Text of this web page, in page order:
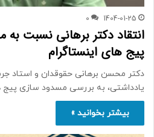
1404-01-25
0
انتقاد دکتر برهانی نسبت
پیج های اینستاگرام
دکتر محسن برهانی حقوقدان و استاد
یادداشتی، به بررسی مسدود سازی پیج
بیشتر بخوانید »